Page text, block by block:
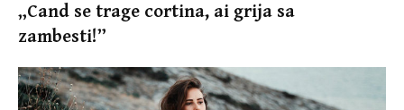
„Cand se trage cortina, ai grija sa
zambesti!”